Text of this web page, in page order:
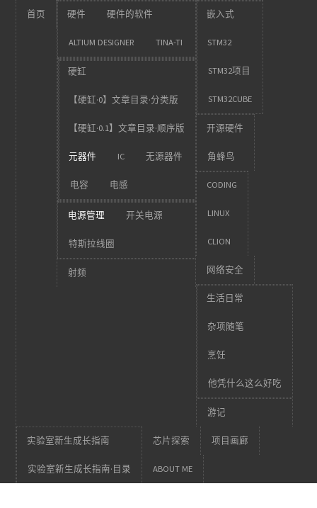
首页 硬件 硬件的软件
ALTIUM DESIGNER TINA-TI
硬缸
【硬缸·0】文章目录·分类版
【硬缸·0.1】文章目录·顺序版
元器件 IC 无源器件
电容 电感
电源管理 开关电源
特斯拉线圈
射频
嵌入式
STM32
STM32项目
STM32CUBE
开源硬件
角蜂鸟
CODING
LINUX
CLION
网络安全
生活日常
杂项随笔
烹饪
他凭什么这么好吃
游记
实验室新生成长指南
实验室新生成长指南·目录
芯片探索 项目画廊
ABOUT ME